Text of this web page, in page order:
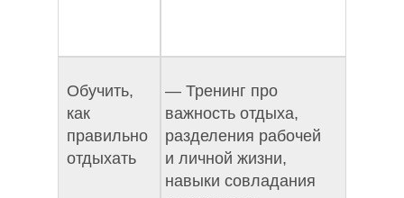
Обучить,
как
правильно
отдыхать
— Тренинг про
важность отдыха,
разделения рабочей
и личной жизни,
навыки совладания